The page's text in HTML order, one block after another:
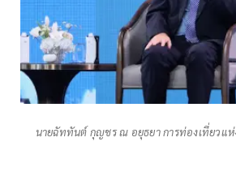
นายฉัททันต์ กุญชร ณ อยุธยา การท่องเที่ยวแ